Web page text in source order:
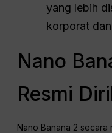
yang lebih
korporat
Nano
Resmi
Nano Banana 2